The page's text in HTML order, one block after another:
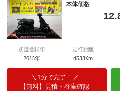
本体価格
初度登録年
2015年
走行距離
4533Km
1分で完了！
【無料】見積・在庫確認